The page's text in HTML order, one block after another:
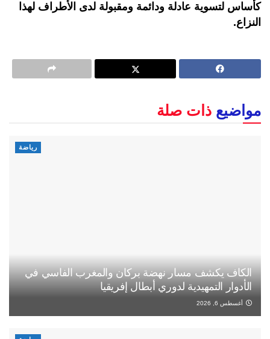
كأساس لتسوية عادلة ودائمة ومقبولة لدى الأطراف لهذا
النزاع.
مواضيع ذات صلة
رياضة
الكاف يكشف مسار نهضة بركان والمغرب الفاسي في
الأدوار التمهيدية لدوري أبطال إفريقيا
أغسطس 6, 2026